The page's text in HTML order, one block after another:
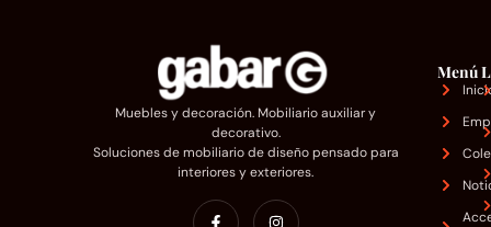
Muebles y decoración. Mobiliario auxiliar y
decorativo.
Soluciones de mobiliario de diseño pensado para
interiores y exteriores.
Menú